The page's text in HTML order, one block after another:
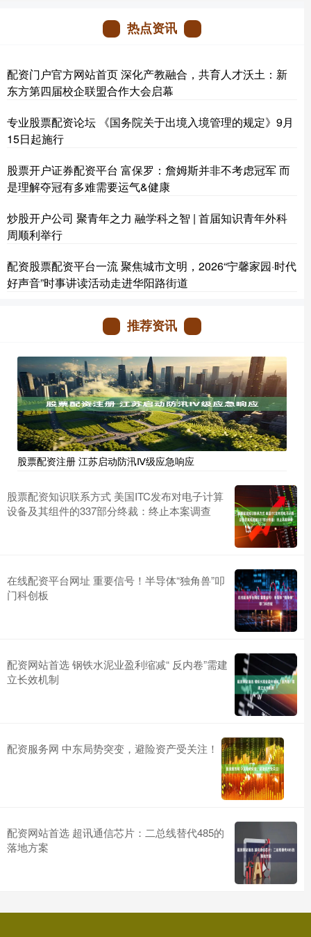
热点资讯
配资门户官方网站首页 深化产教融合，共育人才沃土：新
东方第四届校企联盟合作大会启幕
专业股票配资论坛 《国务院关于出境入境管理的规定》9月
15日起施行
股票开户证券配资平台 富保罗：詹姆斯并非不考虑冠军 而
是理解夺冠有多难需要运气&健康
炒股开户公司 聚青年之力 融学科之智 | 首届知识青年外科
周顺利举行
配资股票配资平台一流 聚焦城市文明，2026“宁馨家园·时代
好声音”时事讲读活动走进华阳路街道
推荐资讯
股票配资注册 江苏启动防汛Ⅳ级应急响应
股票配资知识联系方式 美国ITC发布对电子计算
设备及其组件的337部分终裁：终止本案调查
在线配资平台网址 重要信号！半导体“独角兽”叩
门科创板
配资网站首选 钢铁水泥业盈利缩减“ 反内卷”需建
立长效机制
配资服务网 中东局势突变，避险资产受关注！
配资网站首选 超讯通信芯片：二总线替代485的
落地方案